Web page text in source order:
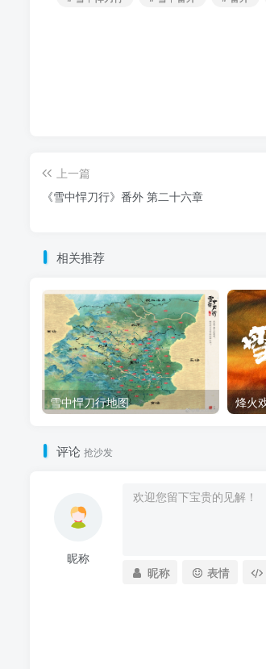
上一篇
《雪中悍刀行》番外 第二十六章
相关推荐
雪中悍刀行地图
评论 抢沙发
昵称
昵称 表情